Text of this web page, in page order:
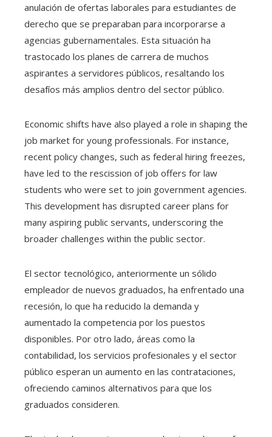
anulación de ofertas laborales para estudiantes de
derecho que se preparaban para incorporarse a
agencias gubernamentales. Esta situación ha
trastocado los planes de carrera de muchos
aspirantes a servidores públicos, resaltando los
desafíos más amplios dentro del sector público.
Economic shifts have also played a role in shaping the
job market for young professionals. For instance,
recent policy changes, such as federal hiring freezes,
have led to the rescission of job offers for law
students who were set to join government agencies.
This development has disrupted career plans for
many aspiring public servants, underscoring the
broader challenges within the public sector.
El sector tecnológico, anteriormente un sólido
empleador de nuevos graduados, ha enfrentado una
recesión, lo que ha reducido la demanda y
aumentado la competencia por los puestos
disponibles. Por otro lado, áreas como la
contabilidad, los servicios profesionales y el sector
público esperan un aumento en las contrataciones,
ofreciendo caminos alternativos para que los
graduados consideren.